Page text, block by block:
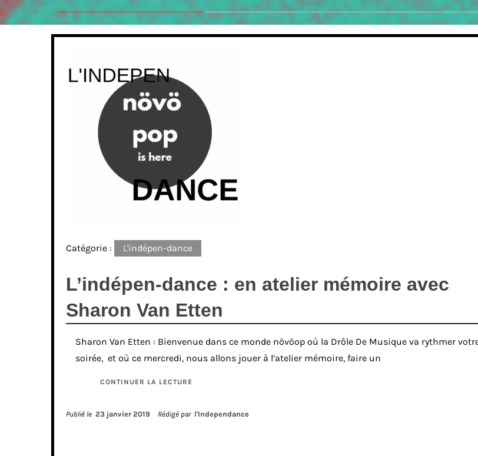
Catégorie : L'indépen-dance
L’indépen-dance : en atelier mémoire avec
Sharon Van Etten
Sharon Van Etten : Bienvenue dans ce monde növöop où la Drôle De Musique va rythmer
soirée, et où ce mercredi, nous allons jouer à l’atelier mémoire, faire un
CONTINUER LA LECTURE
Publié le 23 janvier 2019 Rédigé par l'Independance